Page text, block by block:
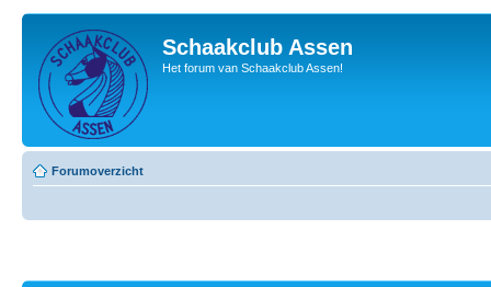
Schaakclub Assen
Het forum van Schaakclub Assen!
Forumoverzicht